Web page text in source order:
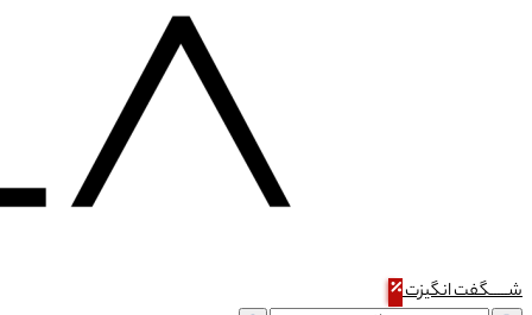
شـــــگفتانگیزت